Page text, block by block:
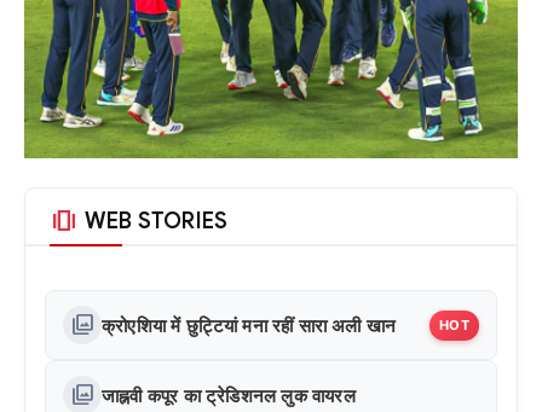
amp_stories WEB STORIES
photo_library क्रोएशिया में छुट्टियां मना रहीं सारा अली खान HOT
photo_library जाह्नवी कपूर का ट्रेडिशनल लुक वायरल